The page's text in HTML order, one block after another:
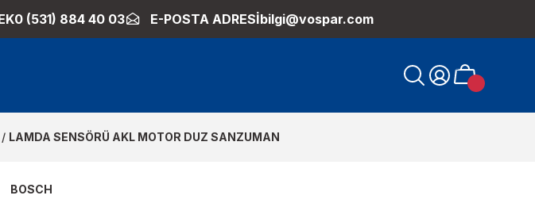
0 (531) 884 40 03 E-POSTA ADRESİbilgi@vospar.com
LAMDA SENSÖRÜ AKL MOTOR DUZ SANZUMAN
BOSCH